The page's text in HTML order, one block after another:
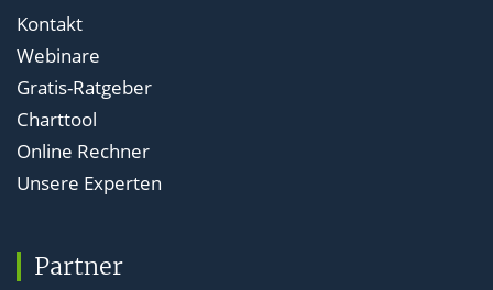
Kontakt
Webinare
Gratis-Ratgeber
Charttool
Online Rechner
Unsere Experten
Partner